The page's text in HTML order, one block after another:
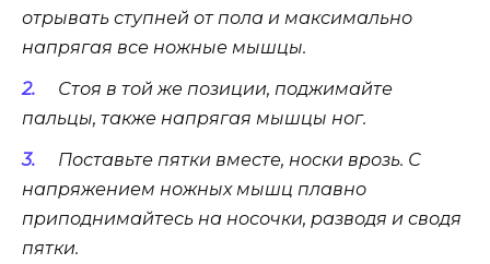
отрывать ступней от пола и максимально
напрягая все ножные мышцы.
Стоя в той же позиции, поджимайте
пальцы, также напрягая мышцы ног.
Поставьте пятки вместе, носки врозь. С
напряжением ножных мышц плавно
приподнимайтесь на носочки, разводя и сводя
пятки.